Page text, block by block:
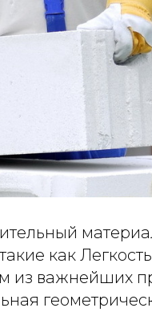
как
из важнейших